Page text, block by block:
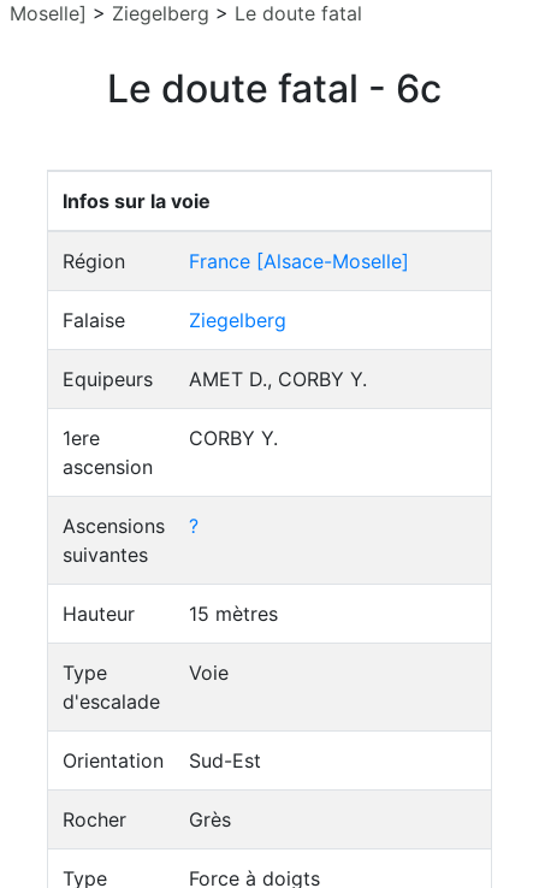
Moselle] > Ziegelberg > Le doute fatal
Le doute fatal - 6c
Infos sur la voie
Région France [Alsace-Moselle]
Falaise Ziegelberg
Equipeurs AMET D., CORBY Y.
1ere
ascension
CORBY Y.
Ascensions
suivantes
?
Hauteur 15 mètres
Type
d'escalade
Voie
Orientation Sud-Est
Rocher Grès
Type
Force à doigts